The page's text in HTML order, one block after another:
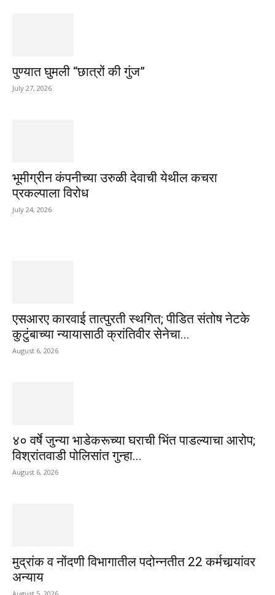
पुण्यात घुमली “छात्रों की गुंज”
July 27, 2026
भूमीग्रीन कंपनीच्या उरुळी देवाची येथील कचरा
प्रकल्पाला विरोध
July 24, 2026
एसआरए कारवाई तात्पुरती स्थगित; पीडित संतोष नेटके
कुटुंबाच्या न्यायासाठी क्रांतिवीर सेनेचा...
August 6, 2026
४० वर्षे जुन्या भाडेकरूच्या घराची भिंत पाडल्याचा आरोप;
विश्रांतवाडी पोलिसांत गुन्हा...
August 6, 2026
मुद्रांक व नोंदणी विभागातील पदोन्नतीत 22 कर्मचार्‍यांवर
अन्याय